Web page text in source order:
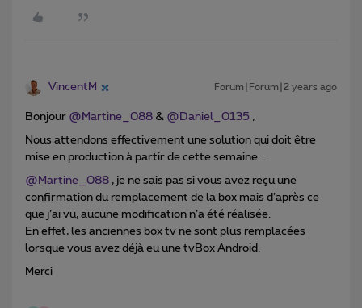
VincentM Forum|Forum|2 years ago
Bonjour @Martine_088 & @Daniel_0135 ,
Nous attendons effectivement une solution qui doit être
mise en production à partir de cette semaine …
@Martine_088 , je ne sais pas si vous avez reçu une
confirmation du remplacement de la box mais d’après ce
que j’ai vu, aucune modification n’a été réalisée.
En effet, les anciennes box tv ne sont plus remplacées
lorsque vous avez déjà eu une tvBox Android.
Merci